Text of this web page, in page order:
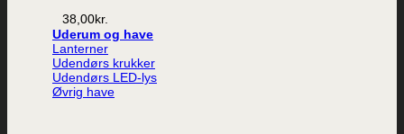
38,00kr.
Uderum og have
Lanterner
Udendørs krukker
Udendørs LED-lys
Øvrig have